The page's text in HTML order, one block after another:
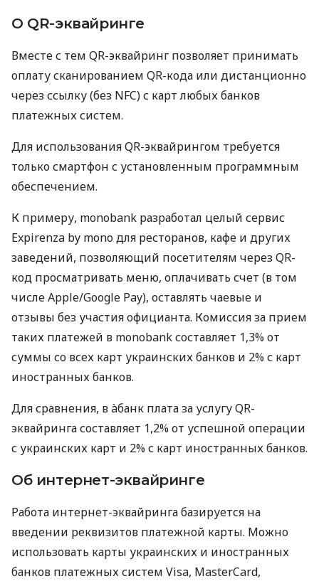
О QR-эквайринге
Вместе с тем QR-эквайринг позволяет принимать
оплату сканированием QR-кода или дистанционно
через ссылку (без NFC) с карт любых банков
платежных систем.
Для использования QR-эквайрингом требуется
только смартфон с установленным программным
обеспечением.
К примеру, monobank разработал целый сервис
Expirenza by mono для ресторанов, кафе и других
заведений, позволяющий посетителям через QR-
код просматривать меню, оплачивать счет (в том
числе Apple/Google Pay), оставлять чаевые и
отзывы без участия официанта. Комиссия за прием
таких платежей в monobank составляет 1,3% от
суммы со всех карт украинских банков и 2% с карт
иностранных банков.
Для сравнения, в àбанк плата за услугу QR-
эквайринга составляет 1,2% от успешной операции
с украинских карт и 2% с карт иностранных банков.
Об интернет-эквайринге
Работа интернет-эквайринга базируется на
введении реквизитов платежной карты. Можно
использовать карты украинских и иностранных
банков платежных систем Visa, MasterCard,